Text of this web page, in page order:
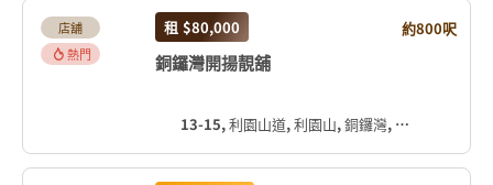
店舖
熱門
租 $80,000 約800呎
銅鑼灣開揚靚舖
13-15, 利園山道, 利園山, 銅鑼灣, 灣仔區, 香港島, 香港, 中国